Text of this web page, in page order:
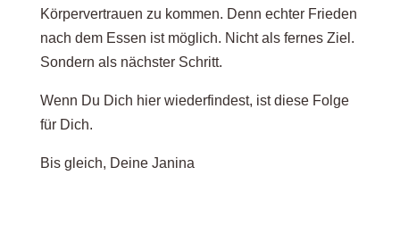
Körpervertrauen zu kommen. Denn echter Frieden
nach dem Essen ist möglich. Nicht als fernes Ziel.
Sondern als nächster Schritt.
Wenn Du Dich hier wiederfindest, ist diese Folge
für Dich.
Bis gleich, Deine Janina